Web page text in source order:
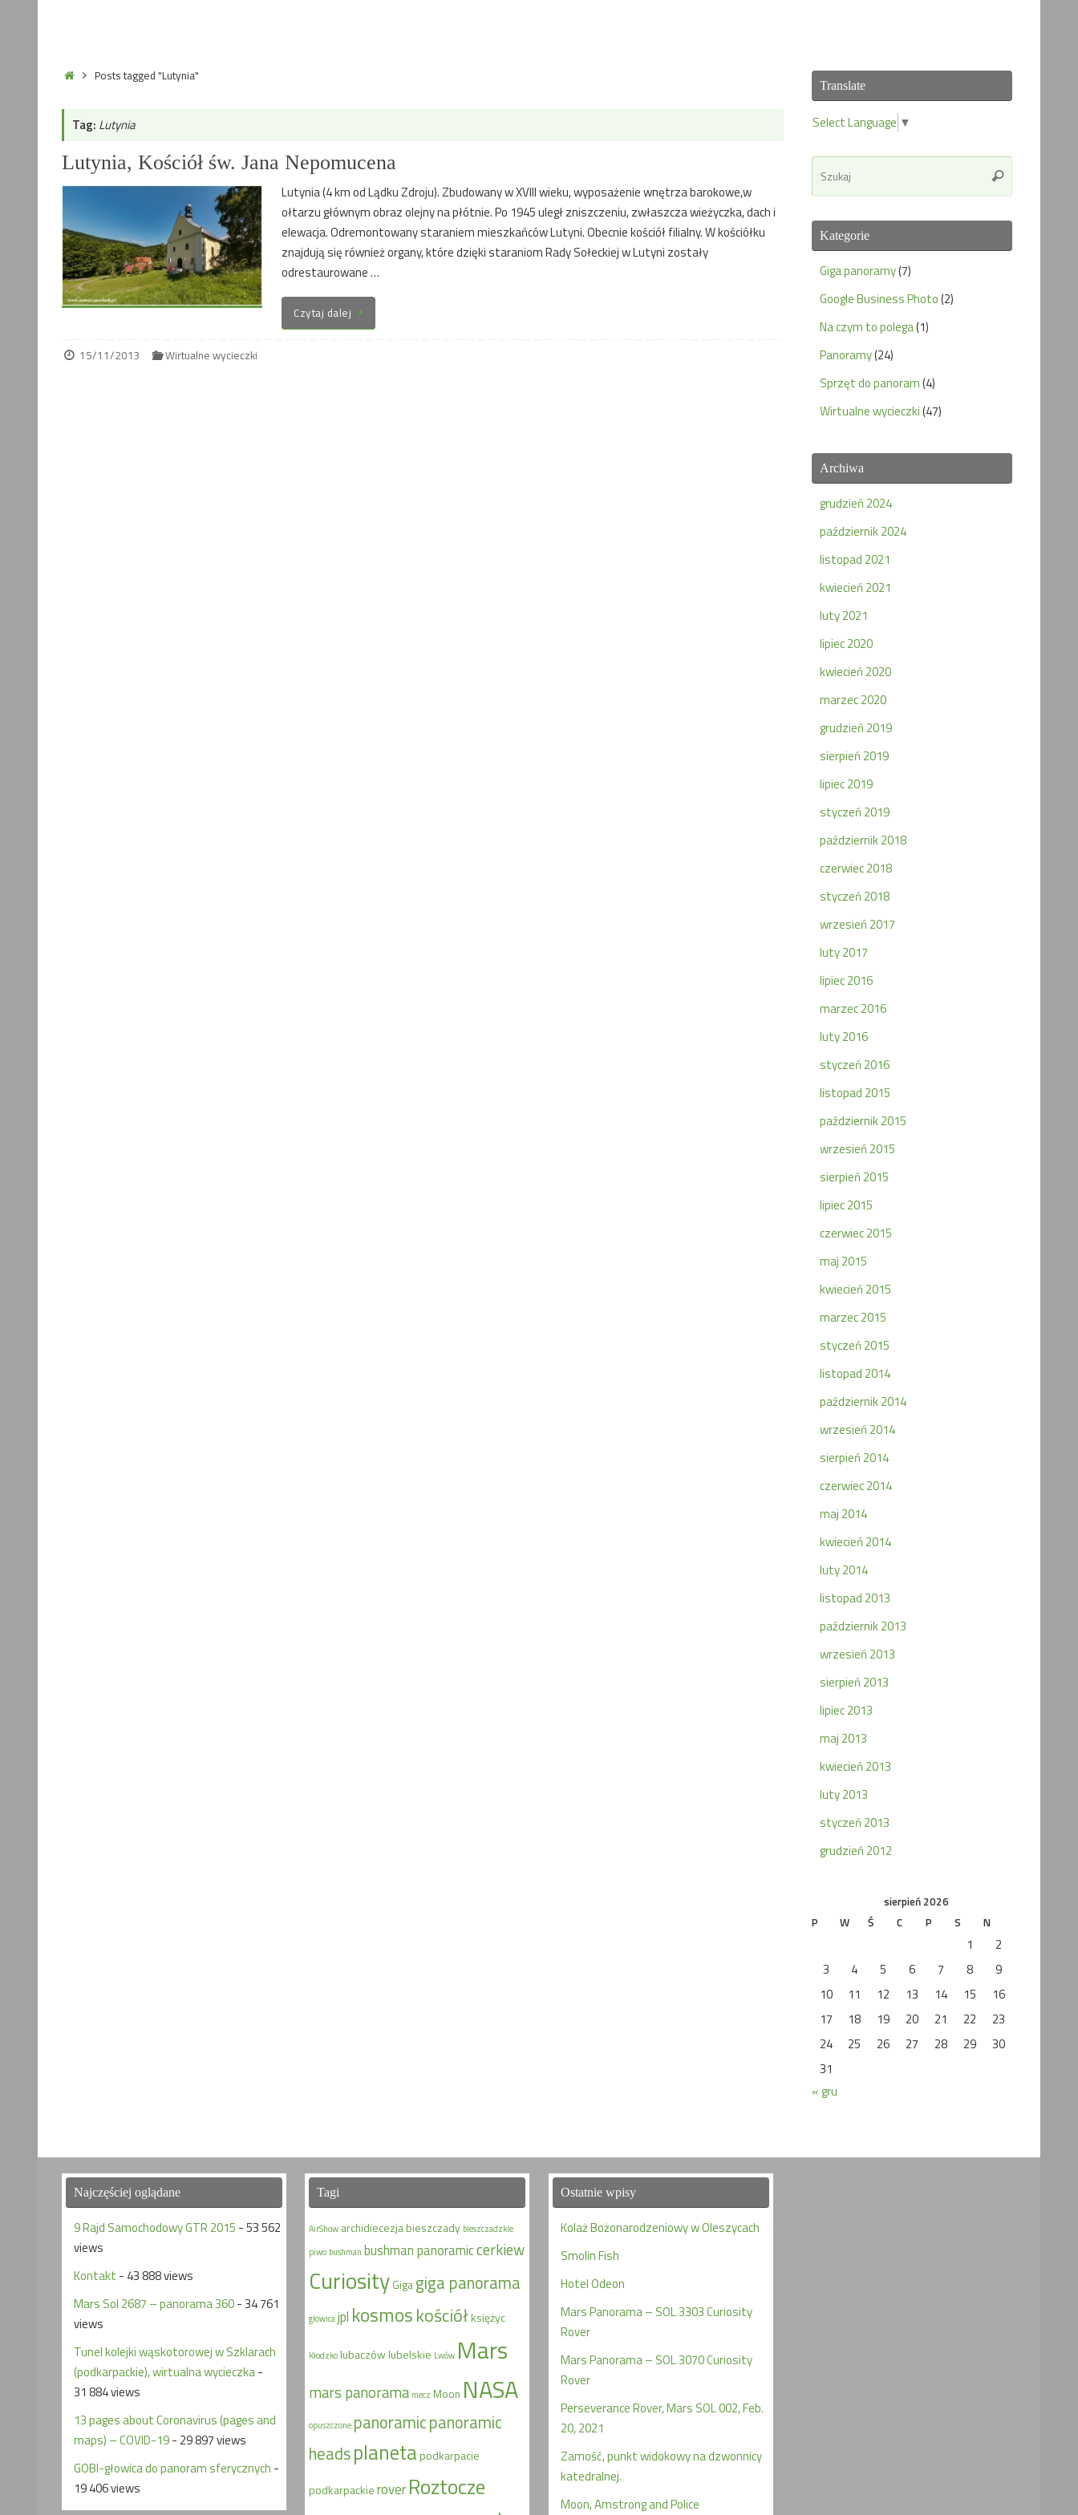
HomePosts tagged "Lutynia"
Tag: Lutynia
Lutynia, Kościół św. Jana Nepomucena
Lutynia (4 km od Lądku Zdroju). Zbudowany w XVIII wieku, wyposażenie wnętrza barokowe,w
ołtarzu głównym obraz olejny na płótnie. Po 1945 uległ zniszczeniu, zwłaszcza wieżyczka, dach i
elewacja. Odremontowany staraniem mieszkańców Lutyni. Obecnie kościół filialny. W kościółku
znajdują się również organy, które dzięki staraniom Rady Sołeckiej w Lutyni zostały
odrestaurowane …
Czytaj dalej
15/11/2013 Wirtualne wycieczki
Translate
Select Language ▼
Szukaj
Kategorie
Giga panoramy(7)
Google Business Photo(2)
Na czym to polega(1)
Panoramy(24)
Sprzęt do panoram(4)
Wirtualne wycieczki(47)
Archiwa
grudzień 2024
październik 2024
listopad 2021
kwiecień 2021
luty 2021
lipiec 2020
kwiecień 2020
marzec 2020
grudzień 2019
sierpień 2019
lipiec 2019
styczeń 2019
październik 2018
czerwiec 2018
styczeń 2018
wrzesień 2017
luty 2017
lipiec 2016
marzec 2016
luty 2016
styczeń 2016
listopad 2015
październik 2015
wrzesień 2015
sierpień 2015
lipiec 2015
czerwiec 2015
maj 2015
kwiecień 2015
marzec 2015
styczeń 2015
listopad 2014
październik 2014
wrzesień 2014
sierpień 2014
czerwiec 2014
maj 2014
kwiecień 2014
luty 2014
listopad 2013
październik 2013
wrzesień 2013
sierpień 2013
lipiec 2013
maj 2013
kwiecień 2013
luty 2013
styczeń 2013
grudzień 2012
sierpień 2026
P
W Ś C P S N
1
2
3
4 5 6 7 8
9
10
11 12 13 14 15
16
17
18 19 20 21 22
23
24
25 26 27 28 29
30
31
« gru
Najczęściej oglądane
9 Rajd Samochodowy GTR 2015 - 53 562
views
Kontakt - 43 888 views
Mars Sol 2687 – panorama 360- 34 761
views
Tunel kolejki wąskotorowej w Szklarach
(podkarpackie), wirtualna wycieczka-
31 884 views
13 pages about Coronavirus (pages and
maps) – COVID-19- 29 897 views
GOBI-głowica do panoram sferycznych -
19 406 views
Tagi
AirShow archidiecezjabieszczady bieszczadzkie
piwo bushman bushman panoramiccerkiew
CuriosityGigagiga panorama
głowica jpl kosmoskościółksiężyc
Kłodzko lubaczów lubelskie Lwów Mars
mars panorama mecz Moon NASA
opuszczone panoramicpanoramic
headsplaneta podkarpacie
podkarpackie rover Roztocze
Ostatnie wpisy
Kolaż Bożonarodzeniowy w Oleszycach
Smolin Fish
Hotel Odeon
Mars Panorama – SOL 3303 Curiosity
Rover
Mars Panorama – SOL 3070 Curiosity
Rover
Perseverance Rover, Mars SOL 002, Feb.
20, 2021
Zamość, punkt widokowy na dzwonnicy
katedralnej.
Moon, Amstrong and Police